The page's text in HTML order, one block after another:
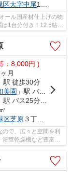
区大字中尾1380-3
ール国産材仕上げの物
1台分付き！12.5帖の
：8,000円 )
月
駅 徒歩30分
美園 」駅 バス12分 「芝原二丁目」 停歩2分
駅 バス25分 「芝原二丁目」 停歩2分
区芝原３丁目１３-１０
で、広々と空間を利
室乾燥機など豊富に